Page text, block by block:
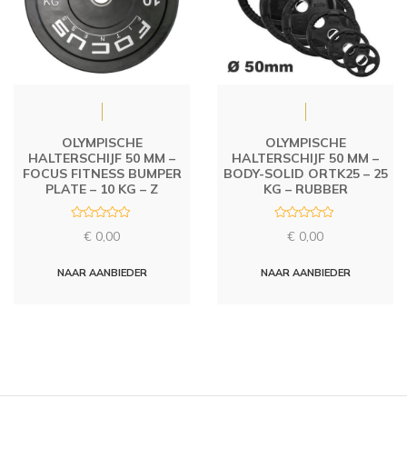
OLYMPISCHE
HALTERSCHIJF 50 MM –
FOCUS FITNESS BUMPER
PLATE – 10 KG – Z
d
€ 0,00
NAAR AANBIEDER
OLYMPISCHE
HALTERSCHIJF 50 MM –
BODY-SOLID ORTK25 – 25
KG – RUBBER
d
€ 0,00
NAAR AANBIEDER